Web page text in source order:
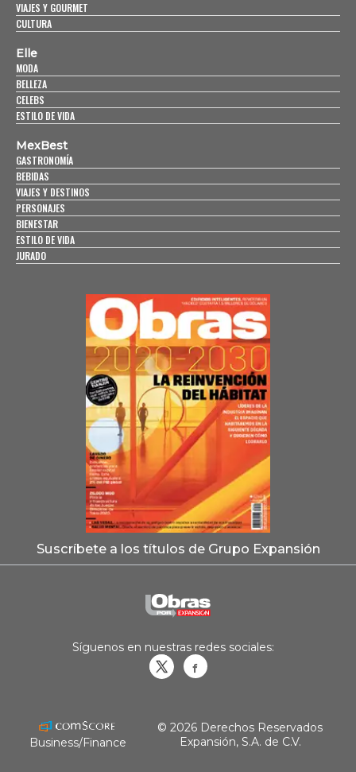
VIAJES Y GOURMET
CULTURA
Elle
MODA
BELLEZA
CELEBS
ESTILO DE VIDA
MexBest
GASTRONOMÍA
BEBIDAS
VIAJES Y DESTINOS
PERSONAJES
BIENESTAR
ESTILO DE VIDA
JURADO
Suscríbete a los títulos de Grupo Expansión
Síguenos en nuestras redes sociales:
Business/Finance
© 2026 Derechos Reservados
Expansión, S.A. de C.V.